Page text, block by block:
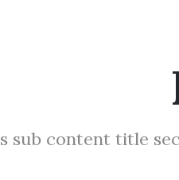
sub content title